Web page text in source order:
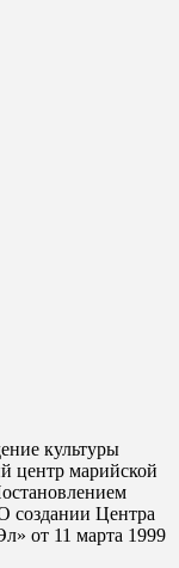
культуры
центр марийской
создании Центра
от 11 марта 1999